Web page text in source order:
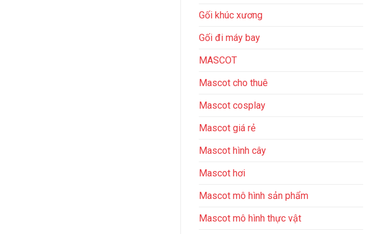
Gối khúc xương
Gối đi máy bay
MASCOT
Mascot cho thuê
Mascot cosplay
Mascot giá rẻ
Mascot hình cây
Mascot hơi
Mascot mô hình sản phẩm
Mascot mô hình thực vật